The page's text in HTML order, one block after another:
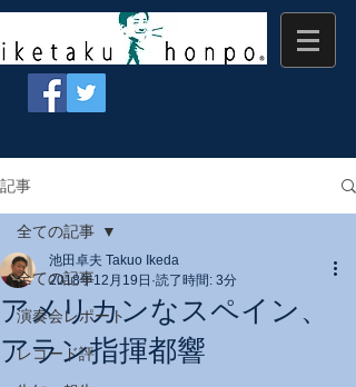
記事
全ての記事
演奏会レポート
レコード評
全ての記事
アメリカンなスペイン、
アラン指揮都響
池田卓夫 Takuo Ikeda
2018年12月19日 読了時間: 3分